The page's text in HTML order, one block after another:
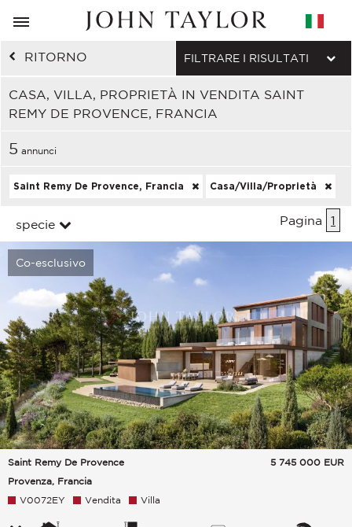
RITORNO
CASA, VILLA, PROPRIETÀ IN VENDITA SAINT
REMY DE PROVENCE, FRANCIA
FILTRARE I RISULTATI
5 annunci
Saint Remy De Provence, Francia Casa/Villa/Proprietà
specie Pagina 1
Co-esclusivo
Saint Remy De Provence
Provenza, Francia
5 745 000 EUR
V0072EY Vendita Villa